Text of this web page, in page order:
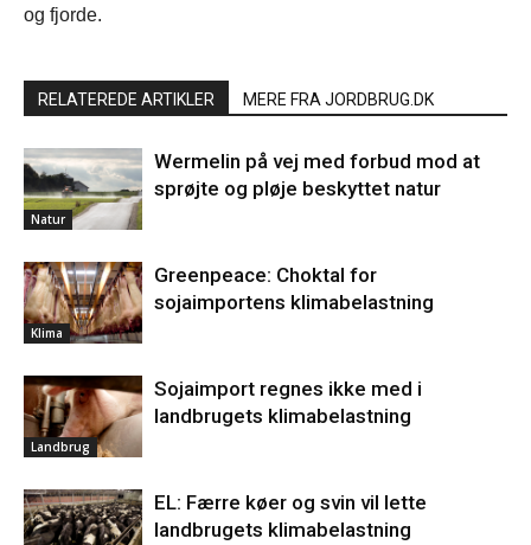
og fjorde.
RELATEREDE ARTIKLER MERE FRA JORDBRUG.DK
Natur
Wermelin på vej med forbud mod at
sprøjte og pløje beskyttet natur
Klima
Greenpeace: Choktal for
sojaimportens klimabelastning
Landbrug
Sojaimport regnes ikke med i
landbrugets klimabelastning
EL: Færre køer og svin vil lette
landbrugets klimabelastning